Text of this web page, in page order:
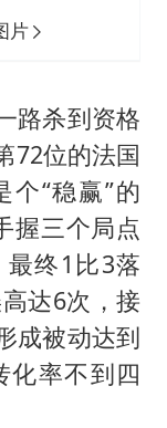
片
路杀到资格
72位的法国
“稳赢”的
握三个局点
终1比3落
达6次，接
成被动达到
化率不到四